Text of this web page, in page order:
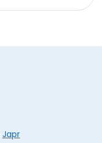
Japr